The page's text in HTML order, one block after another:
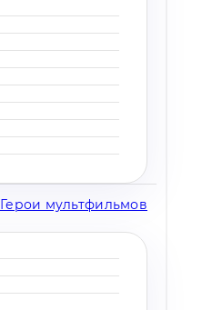
Герои мультфильмов